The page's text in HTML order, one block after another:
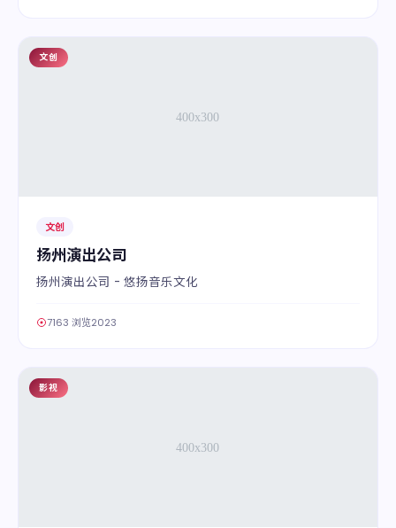
文创
文创
扬州演出公司
扬州演出公司 - 悠扬音乐文化
7163 浏览2023
影视